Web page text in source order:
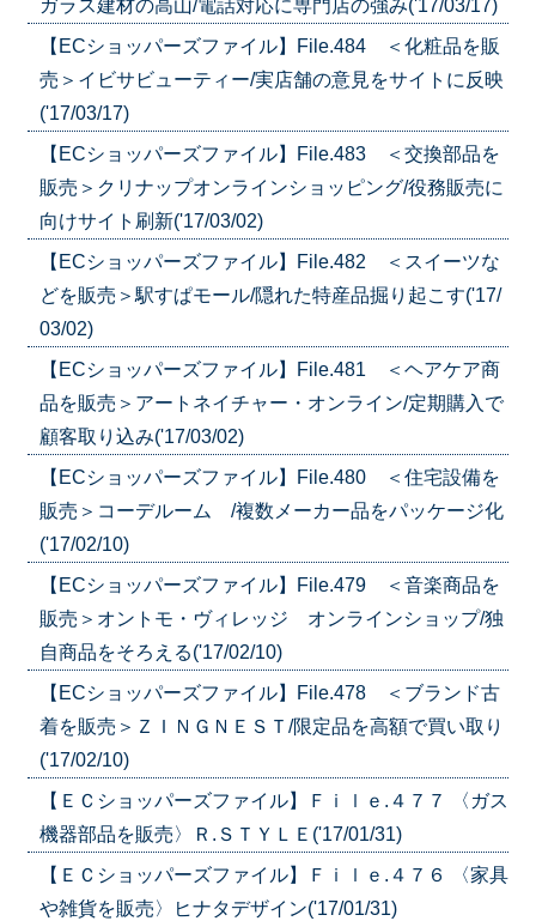
ガラス建材の高山/電話対応に専門店の強み('17/03/17)
【ECショッパーズファイル】File.484 ＜化粧品を販
売＞イビサビューティー/実店舗の意見をサイトに反映
('17/03/17)
【ECショッパーズファイル】File.483 ＜交換部品を
販売＞クリナップオンラインショッピング/役務販売に
向けサイト刷新('17/03/02)
【ECショッパーズファイル】File.482 ＜スイーツな
どを販売＞駅すぱモール/隠れた特産品掘り起こす('17/
03/02)
【ECショッパーズファイル】File.481 ＜ヘアケア商
品を販売＞アートネイチャー・オンライン/定期購入で
顧客取り込み('17/03/02)
【ECショッパーズファイル】File.480 ＜住宅設備を
販売＞コーデルーム /複数メーカー品をパッケージ化
('17/02/10)
【ECショッパーズファイル】File.479 ＜音楽商品を
販売＞オントモ・ヴィレッジ オンラインショップ/独
自商品をそろえる('17/02/10)
【ECショッパーズファイル】File.478 ＜ブランド古
着を販売＞ＺＩＮＧＮＥＳＴ/限定品を高額で買い取り
('17/02/10)
【ＥＣショッパーズファイル】Ｆｉｌｅ.４７７ 〈ガス
機器部品を販売〉Ｒ.ＳＴＹＬＥ('17/01/31)
【ＥＣショッパーズファイル】Ｆｉｌｅ.４７６ 〈家具
や雑貨を販売〉ヒナタデザイン('17/01/31)